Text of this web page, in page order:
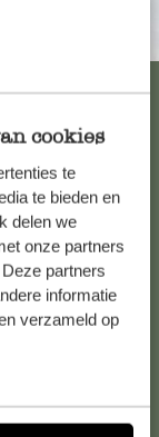
cookies
te
te bieden en
delen we
onze partners
partners
informatie
verzameld op
wenden
lesen Sie hier